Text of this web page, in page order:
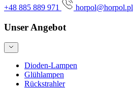
+48 885 889 971 horpol@horpol.pl
Unser Angebot
Dioden-Lampen
Glühlampen
Rückstrahler